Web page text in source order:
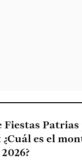
Fiestas Patrias
es el